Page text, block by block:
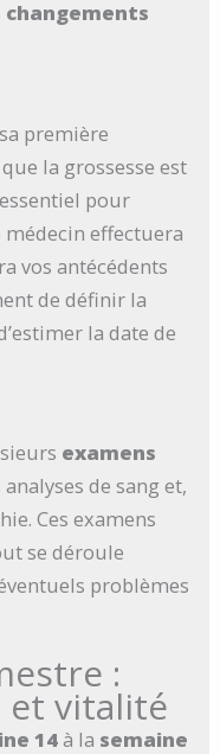
changements
première
la grossesse est
pour
effectuera
vos antécédents
de définir la
la date de
examens
de sang et,
Ces examens
se déroule
problèmes
:
et vitalité
14à la semaine